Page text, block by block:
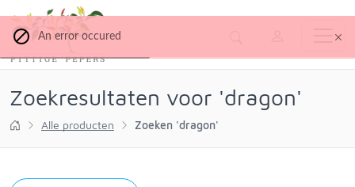
Zoekresultaten voor 'dragon'
Alle producten Zoeken 'dragon'
An error occured